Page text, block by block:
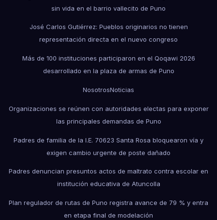
sin vida en el barrio vallecito de Puno
José Carlos Gutiérrez: Pueblos originarios no tienen
representación directa en el nuevo congreso
Más de 100 instituciones participaron en el Qoqawi 2026
desarrollado en la plaza de armas de Puno
NosotrosNoticias
Organizaciones se reúnen con autoridades electas para exponer
las principales demandas de Puno
Padres de familia de la I.E. 70623 Santa Rosa bloquearon vía y
exigen cambio urgente de poste dañado
Padres denuncian presuntos actos de maltrato contra escolar en
institución educativa de Atuncolla
Plan regulador de rutas de Puno registra avance de 79 % y entra
en etapa final de modelación